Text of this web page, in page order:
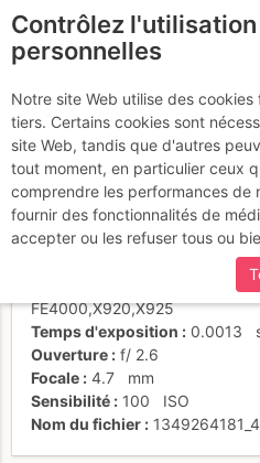
Au sud la
Activités
Date/heure
1 oct. 2012 07:41
Contributeur
Julien 74
OLYMPUS
FE4000,X920,X925
Temps d'exposition
0.0013
Ouverture
f/ 2.6
Focale
4.7
mm
Sensibilité
100
ISO
Nom du fichier
Contrôlez
personnelles
Notre site Web utilise des
tiers. Certains cookies sont
site Web, tandis que d'autres
tout moment, en particulier ceux
comprendre les performances de
fournir des fonctionnalités de
accepter ou les refuser tous ou